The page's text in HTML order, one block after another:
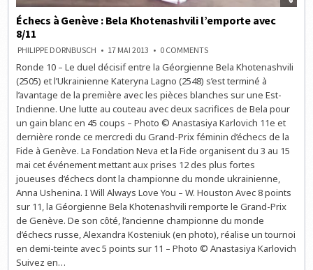
Échecs à Genève : Bela Khotenashvili l’emporte avec
8/11
PHILIPPE DORNBUSCH 17 MAI 2013 0 COMMENTSON
À
:
BELA
KHOTENASHVILI
L’EMPORTE
8/11
Ronde 10 – Le duel décisif entre la Géorgienne Bela Khotenashvili
(2505) et l’Ukrainienne Kateryna Lagno (2548) s’est terminé à
l’avantage de la première avec les pièces blanches sur une Est-
Indienne. Une lutte au couteau avec deux sacrifices de Bela pour
un gain blanc en 45 coups – Photo © Anastasiya Karlovich 11e et
dernière ronde ce mercredi du Grand-Prix féminin d’échecs de la
Fide à Genève. La Fondation Neva et la Fide organisent du 3 au 15
mai cet événement mettant aux prises 12 des plus fortes
joueuses d’échecs dont la championne du monde ukrainienne,
Anna Ushenina. I Will Always Love You – W. Houston Avec 8 points
sur 11, la Géorgienne Bela Khotenashvili remporte le Grand-Prix
de Genève. De son côté, l’ancienne championne du monde
d’échecs russe, Alexandra Kosteniuk (en photo), réalise un tournoi
en demi-teinte avec 5 points sur 11 – Photo © Anastasiya Karlovich
Suivez en…